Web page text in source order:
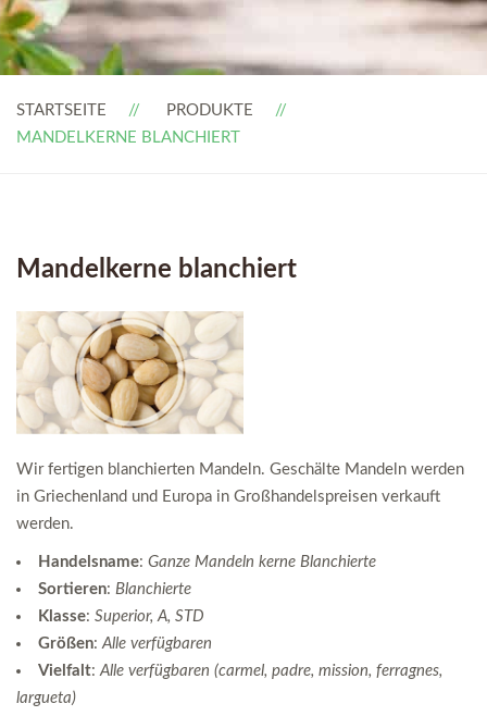
STARTSEITE
PRODUKTE
MANDELKERNE BLANCHIERT
Mandelkerne blanchiert
Wir fertigen blanchierten Mandeln. Geschälte Mandeln werden
in Griechenland und Europa in Großhandelspreisen verkauft
werden.
Handelsname: Ganze Mandeln kerne Blanchierte
Sortieren: Blanchierte
Klasse: Superior, A, STD
Größen:Alle verfügbaren
Vielfalt:Alle verfügbaren (carmel, padre, mission, ferragnes,
largueta)